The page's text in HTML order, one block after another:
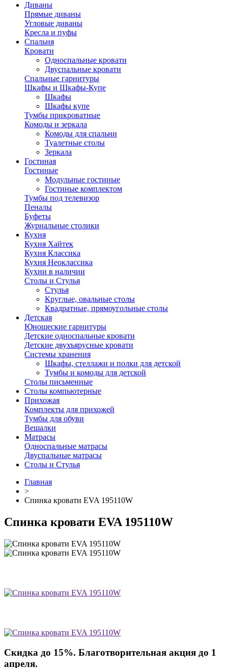
Диваны
Прямые диваны
Угловые диваны
Кресла и пуфы
Спальня
Кровати
Односпальные кровати
Двуспальные кровати
Спальные гарнитуры
Шкафы и Шкафы-Купе
Шкафы
Шкафы купе
Тумбы прикроватные
Комоды и зеркала
Комоды для спальни
Туалетные столы
Зеркала
Гостиная
Гостиные
Модульные гостиные
Гостиные комплектом
Тумбы под телевизор
Пеналы
Буфеты
Журнальные столики
Кухня
Кухня Хайтек
Кухня Классика
Кухня Неоклассика
Кухни в наличии
Столы и Стулья
Стулья
Круглые, овальные столы
Квадратные, прямоугольные столы
Детская
Юношеские гарнитуры
Детские односпальные кровати
Детские двухъярусные кровати
Системы хранения
Шкафы, стеллажи и полки для детской
Тумбы и комоды для детской
Столы письменные
Столы компьютерные
Прихожая
Комплекты для прихожей
Тумбы для обуви
Вешалки
Матрасы
Односпальные матрасы
Двуспальные матрасы
Столы и Стулья
Главная
>
Спинка кровати EVA 195110W
Спинка кровати EVA 195110W
Скидка до 15%. Благотворительная акция до 1
апреля.